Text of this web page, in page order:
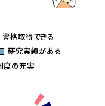
資格取得できる
研究実績がある
度の充実